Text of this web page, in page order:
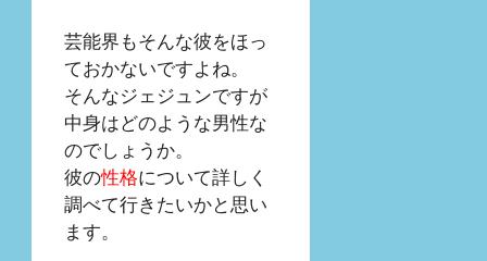
芸能界もそんな彼をほっ
ておかないですよね。
そんなジェジュンですが
中身はどのような男性な
のでしょうか。
彼の性格について詳しく
調べて行きたいかと思い
ます。